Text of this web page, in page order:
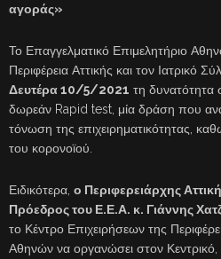
αγοράς»
Το Επαγγελματικό Επιμελητήριο
Περιφέρεια Αττικής και τον Ιατρικό
Δευτέρα 10/5/2021 τη δυνατότητα
δωρεάν Rapid test, μία δράση που
τόνωση της επιχειρηματικότητας,
του κορονοϊού.
Ειδικότερα, ο Περιφερειάρχης
Πρόεδρος του Ε.Ε.Α. κ. Γιάννης
το Κέντρο Επιχειρήσεων της
Αθηνών να οργανώσει στον Κεντρικό,